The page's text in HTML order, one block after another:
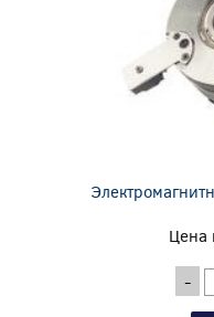
Цена
-